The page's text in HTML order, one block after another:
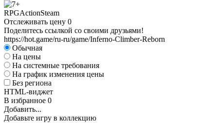
RPGActionSteam
Отслеживать цену 0
Поделитесь ссылкой со своими друзьями!
https://hot.game/ru-ru/game/Inferno-Climber-Reborn
Обычная
На цены
На системные требования
На график изменения цены
Без региона
HTML-виджет
В избранное 0
Добавить...
Добавьте игру в коллекцию